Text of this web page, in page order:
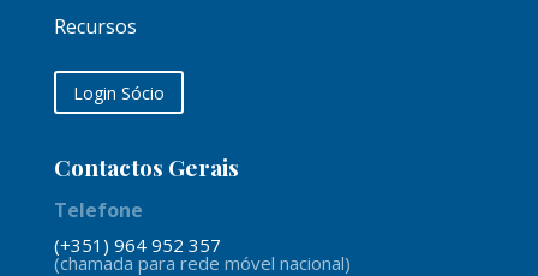
Recursos
Login Sócio
Contactos Gerais
Telefone
(+351) 964 952 357
(chamada para rede móvel nacional)